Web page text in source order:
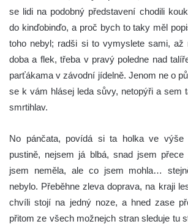
se lidi na podobný představení chodili
do kinďobinďo, a proč bych to taky měl
toho nebyl; radši si to vymyslete sami, až
doba a flek, třeba v pravý poledne nad
parťákama v závodní jídelně. Jenom ne o
se k vám hlásej leda sůvy, netopýři a sem
smrtihlav.
No pánčata, povídá si ta holka ve výše
pustině, nejsem já blbá, snad jsem
jsem neměla, ale co jsem mohla…
nebylo. Přeběhne zleva doprava, na kraji
chvíli stojí na jedný noze, a hned zase
přitom ze všech možnejch stran sleduje tu